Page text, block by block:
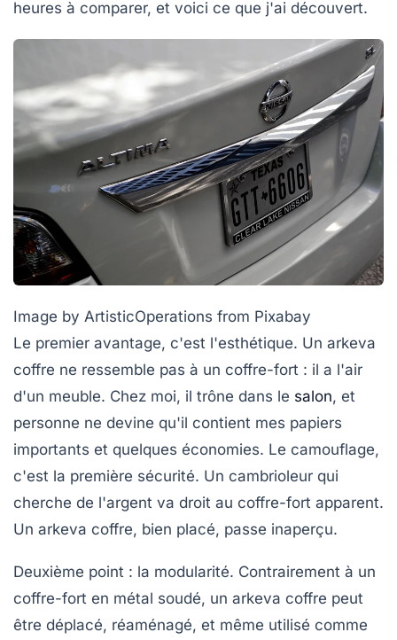
heures à comparer, et voici ce que j'ai découvert.
Image by ArtisticOperations from Pixabay
Le premier avantage, c'est l'esthétique. Un arkeva
coffre ne ressemble pas à un coffre-fort : il a l'air
d'un meuble. Chez moi, il trône dans le salon, et
personne ne devine qu'il contient mes papiers
importants et quelques économies. Le camouflage,
c'est la première sécurité. Un cambrioleur qui
cherche de l'argent va droit au coffre-fort apparent.
Un arkeva coffre, bien placé, passe inaperçu.
Deuxième point : la modularité. Contrairement à un
coffre-fort en métal soudé, un arkeva coffre peut
être déplacé, réaménagé, et même utilisé comme